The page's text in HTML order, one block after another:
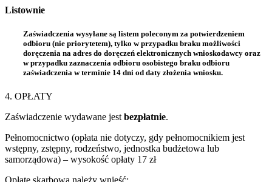
Listownie
Zaświadczenia wysyłane są listem poleconym za potwierdzeniem
odbioru (nie priorytetem), tylko w przypadku braku możliwości
doręczenia na adres do doręczeń elektronicznych wnioskodawcy oraz
w przypadku zaznaczenia odbioru osobistego braku odbioru
zaświadczenia w terminie 14 dni od daty złożenia wniosku.
4. OPŁATY
Zaświadczenie wydawane jest bezpłatnie.
Pełnomocnictwo (opłata nie dotyczy, gdy pełnomocnikiem jest
wstępny, zstępny, rodzeństwo, jednostka budżetowa lub
samorządowa) – wysokość opłaty 17 zł